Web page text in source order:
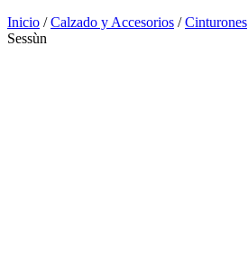
Inicio /Calzado y Accesorios /Cinturones
Sessùn